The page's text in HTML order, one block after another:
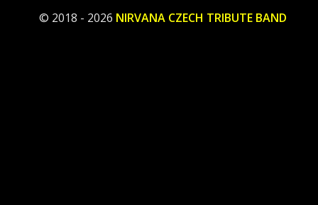
© 2018 - 2026 NIRVANA CZECH TRIBUTE BAND